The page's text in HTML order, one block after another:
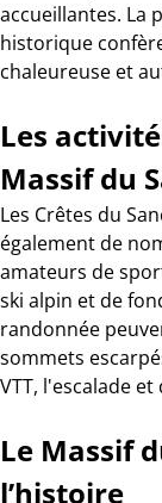
accueillantes. La
historique
chaleureuse et
Les
Massif du
Les Crêtes du
également de
amateurs de
ski alpin et de
randonnée
sommets
VTT, l'escalade
Le Massif
l’histoire